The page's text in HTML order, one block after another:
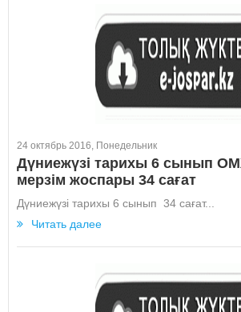
24 октябрь 2016, Понедельник
Дүниежүзі тарихы 6 сынып
мерзім жоспары 34 сағат
Дүниежүзі тарихы 6 сынып 34 сағат...
Читать далее